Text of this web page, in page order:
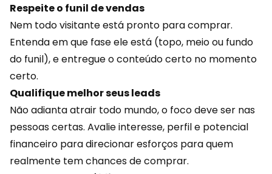
Respeite o funil de vendas
Nem todo visitante está pronto para comprar.
Entenda em que fase ele está (topo, meio ou fundo
do funil), e entregue o conteúdo certo no momento
certo.
Qualifique melhor seus leads
Não adianta atrair todo mundo, o foco deve ser nas
pessoas certas. Avalie interesse, perfil e potencial
financeiro para direcionar esforços para quem
realmente tem chances de comprar.